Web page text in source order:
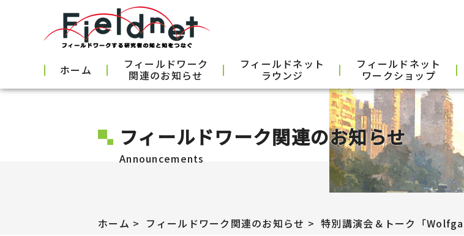
ホーム フィールドワーク
関連のお知らせ
フィールドネット
ラウンジ
フィールドネット
ワークショップ
フィールドワーク関連のお知らせ
Announcements
ホーム フィールドワーク関連のお知らせ 特別講演会＆トーク「